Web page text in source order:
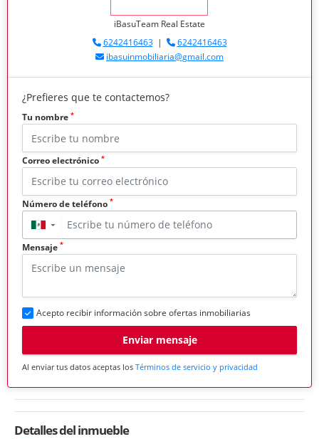
iBasuTeam Real Estate
6242416463|
6242416463
ibasuinmobiliaria@gmail.com
¿Prefieres que te contactemos?
Tu nombre *
Correo electrónico *
Número de teléfono *
▼
Mensaje *
Acepto recibir información sobre ofertas inmobiliarias
Enviar mensaje
Al enviar tus datos aceptas los Términos de servicio y privacidad
Detalles del inmueble